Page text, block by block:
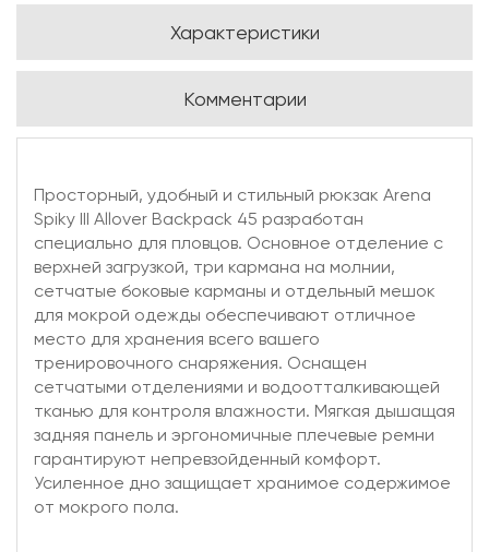
Характеристики
Комментарии
Просторный, удобный и стильный рюкзак Arena
Spiky III Allover Backpack 45 разработан
специально для пловцов. Основное отделение с
верхней загрузкой, три кармана на молнии,
сетчатые боковые карманы и отдельный мешок
для мокрой одежды обеспечивают отличное
место для хранения всего вашего
тренировочного снаряжения. Оснащен
сетчатыми отделениями и водоотталкивающей
тканью для контроля влажности. Мягкая дышащая
задняя панель и эргономичные плечевые ремни
гарантируют непревзойденный комфорт.
Усиленное дно защищает хранимое содержимое
от мокрого пола.